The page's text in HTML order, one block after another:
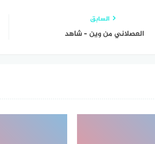
السابق
العصلاني من وين – شاهد